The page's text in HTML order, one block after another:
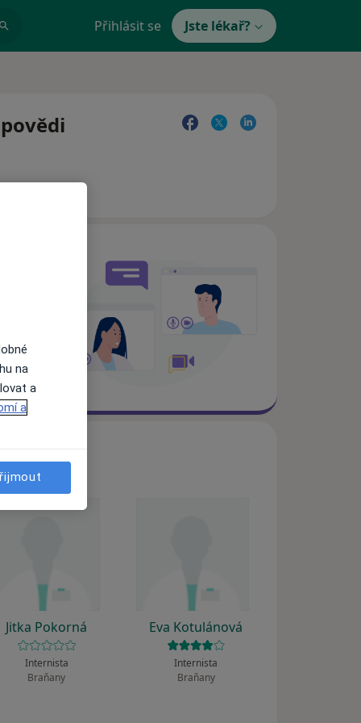
Přihlásit se Jste lékař?
Jitka Pokorná
Internista
Braňany
Eva Kotulánová
Internista
Braňany
na
a
a